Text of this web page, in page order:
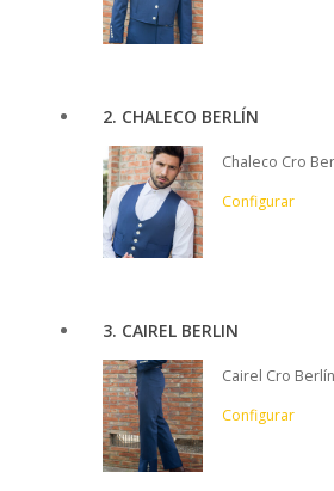
2 CHALECO BERLÍN
Chaleco Cro
Configurar
3 CAIREL BERLIN
Cairel Cro
Configurar